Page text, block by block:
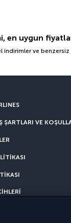
en uygun
ve benzersiz
ŞARTLARI VE